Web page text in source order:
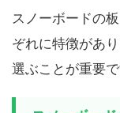
スノーボードの
ぞれに特徴があ
選ぶことが重要で